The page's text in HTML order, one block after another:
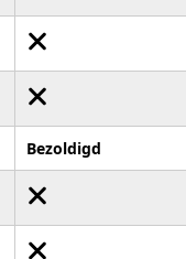
Bezoldigd